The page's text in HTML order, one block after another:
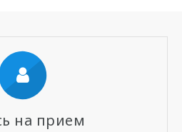
на прием